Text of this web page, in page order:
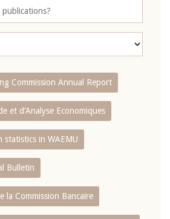
Commission Annual Report
et d’Analyse Economiques
statistics in WAEMU
Bulletin
la Commission Bancaire